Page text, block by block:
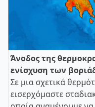
Άνοδος της
ενίσχυση των
Σε μια σχετικά
εισερχόμαστε